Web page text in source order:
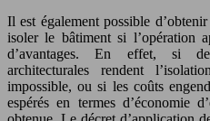
Il est également possible
isoler le bâtiment si l’opération
d’avantages. En effet, si
architecturales rendent
impossible, ou si les coûts
espérés en termes d’économie